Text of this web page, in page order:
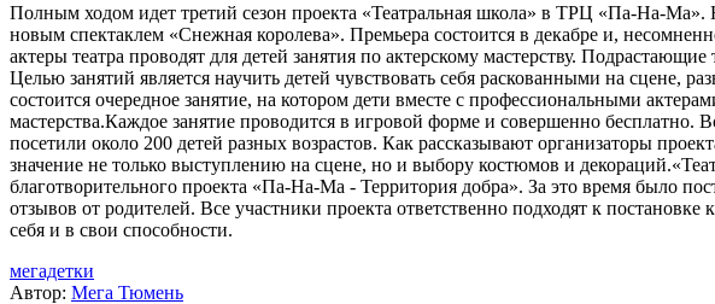
Полным ходом идет третий сезон проекта «Театральная школа» в ТРЦ «Па-На-Ма».
новым спектаклем «Снежная королева». Премьера состоится в декабре и,
актеры театра проводят для детей занятия по актерскому мастерству.
Целью занятий является научить детей чувствовать себя раскованными на
состоится очередное занятие, на котором дети вместе с профессиональными
мастерства.Каждое занятие проводится в игровой форме и совершенно
посетили около 200 детей разных возрастов. Как рассказывают организаторы
значение не только выступлению на сцене, но и выбору костюмов и
благотворительного проекта «Па-На-Ма - Территория добра». За это время было
отзывов от родителей. Все участники проекта ответственно подходят к
себя и в свои способности.
мегадетки
Автор: Мега Тюмень